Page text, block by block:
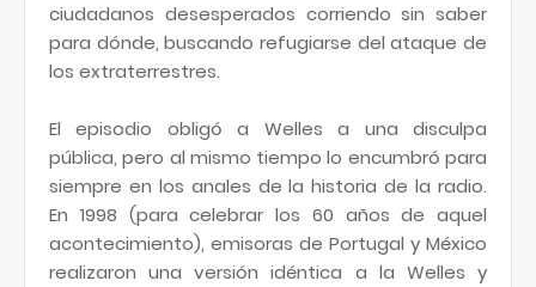
ciudadanos desesperados corriendo sin saber
para dónde, buscando refugiarse del ataque de
los extraterrestres.
El episodio obligó a Welles a una disculpa
pública, pero al mismo tiempo lo encumbró para
siempre en los anales de la historia de la radio.
En 1998 (para celebrar los 60 años de aquel
acontecimiento), emisoras de Portugal y México
realizaron una versión idéntica a la Welles y